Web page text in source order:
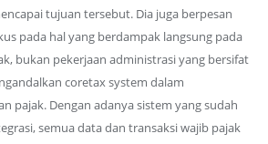
tujuan tersebut. Dia juga berpesan
pada hal yang berdampak langsung pada
bukan pekerjaan administrasi yang bersifat
coretax system dalam
pajak. Dengan adanya sistem yang sudah
semua data dan transaksi wajib pajak